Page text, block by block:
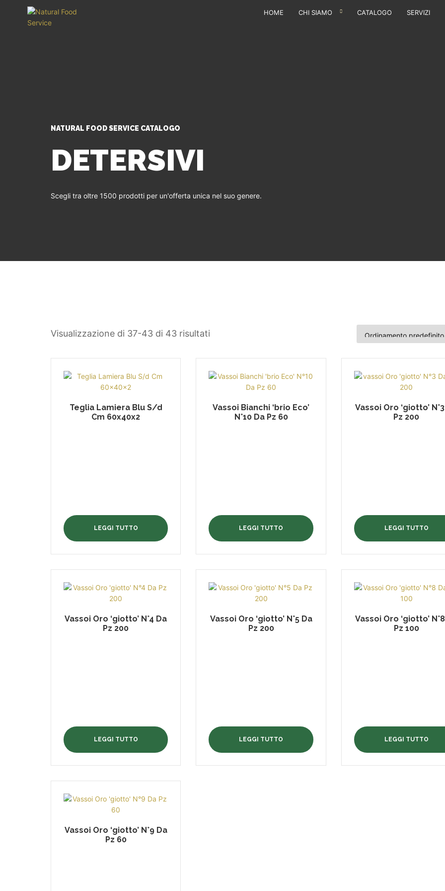
HOME CHI SIAMO CATALOGO SERVIZI
NATURAL FOOD SERVICE CATALOGO
DETERSIVI
Scegli tra oltre 1500 prodotti per un'offerta unica nel suo genere.
Visualizzazione di 37-43 di 43 risultati
Teglia Lamiera Blu S/d
Cm 60x40x2
LEGGI TUTTO
Vassoi Bianchi ‘brio Eco’
N°10 Da Pz 60
LEGGI TUTTO
Vassoi Oro ‘giotto’
Pz 200
LEGGI TUTTO
Vassoi Oro ‘giotto’ N°4 Da
Pz 200
LEGGI TUTTO
Vassoi Oro ‘giotto’ N°5 Da
Pz 200
LEGGI TUTTO
Vassoi Oro ‘giotto’
Pz 100
LEGGI TUTTO
Vassoi Oro ‘giotto’ N°9 Da
Pz 60